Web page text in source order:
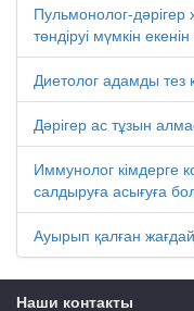
Пульмонолог-дәрігер
төндіруі мүмкін
Диетолог адамды тез
Дәрігер ас тұзын
Иммунолог кімдерге
салдыруға асығуға
Ауырып қалған
Наши контакты